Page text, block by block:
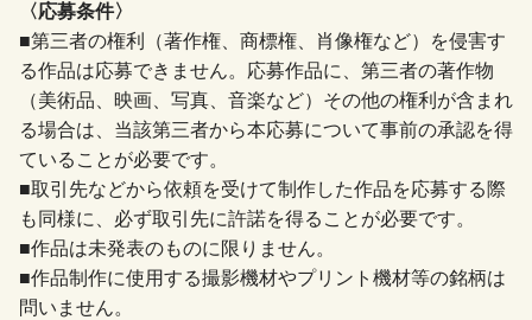
〈応募条件〉
■第三者の権利（著作権、商標権、肖像権など）を侵害す
る作品は応募できません。応募作品に、第三者の著作物
（美術品、映画、写真、音楽など）その他の権利が含まれ
る場合は、当該第三者から本応募について事前の承認を得
ていることが必要です。
■取引先などから依頼を受けて制作した作品を応募する際
も同様に、必ず取引先に許諾を得ることが必要です。
■作品は未発表のものに限りません。
■作品制作に使用する撮影機材やプリント機材等の銘柄は
問いません。